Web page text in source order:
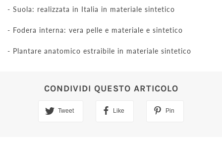
- Suola: realizzata in Italia in materiale sintetico
- Fodera interna: vera pelle e materiale e sintetico
- Plantare anatomico estraibile in materiale sintetico
CONDIVIDI QUESTO ARTICOLO
Tweet Like Pin